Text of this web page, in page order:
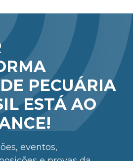
PECUÁRIA
ESTÁ AO
eventos,